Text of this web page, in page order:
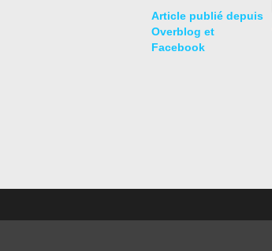
Article publié depuis
Overblog et
Facebook